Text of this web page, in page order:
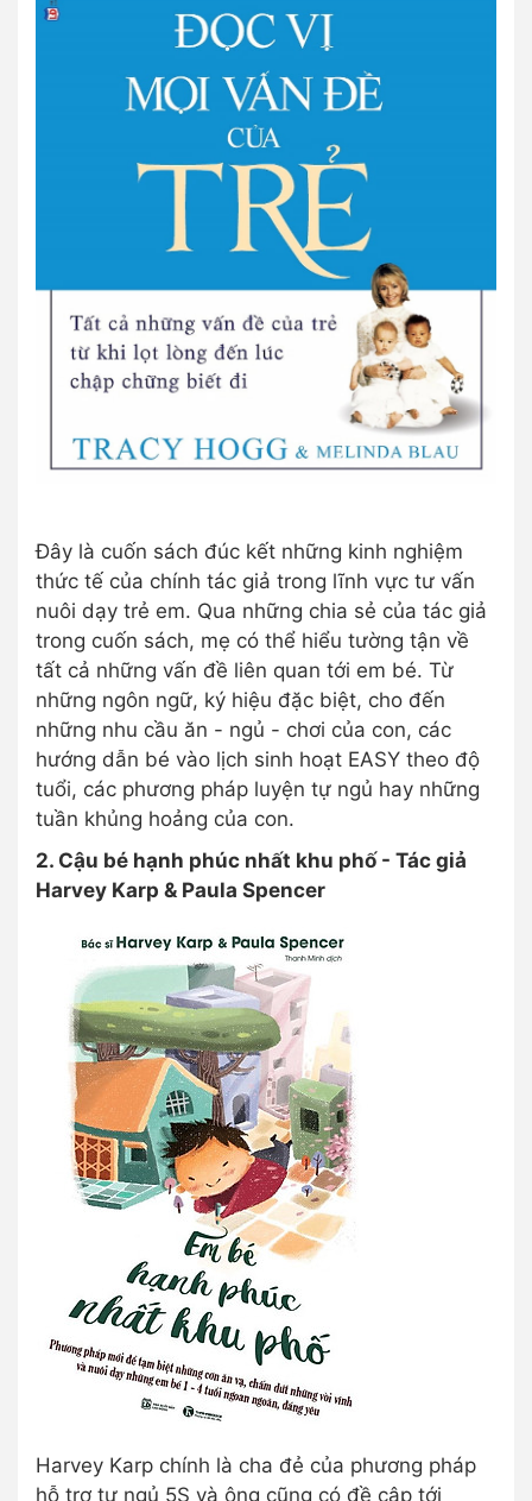
Đây là cuốn sách đúc kết những kinh nghiệm
thức tế của chính tác giả trong lĩnh vực tư vấn
nuôi dạy trẻ em. Qua những chia sẻ của tác giả
trong cuốn sách, mẹ có thể hiểu tường tận về
tất cả những vấn đề liên quan tới em bé. Từ
những ngôn ngữ, ký hiệu đặc biệt, cho đến
những nhu cầu ăn - ngủ - chơi của con, các
hướng dẫn bé vào lịch sinh hoạt EASY theo độ
tuổi, các phương pháp luyện tự ngủ hay những
tuần khủng hoảng của con.
2. Cậu bé hạnh phúc nhất khu phố - Tác giả
Harvey Karp & Paula Spencer
Harvey Karp chính là cha đẻ của phương pháp
hỗ trợ tự ngủ 5S và ông cũng có đề cập tới